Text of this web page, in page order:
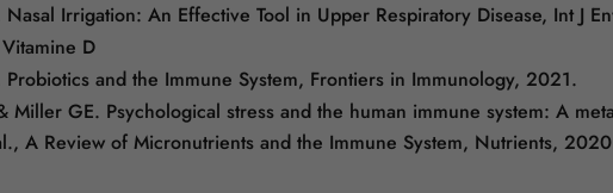
Irrigation: An Effective Tool in Upper Respiratory Disease, Int J
D
Probiotics and the Immune System, Frontiers in Immunology, 2021.
Miller GE. Psychological stress and the human immune system: A
A Review of Micronutrients and the Immune System, Nutrients,